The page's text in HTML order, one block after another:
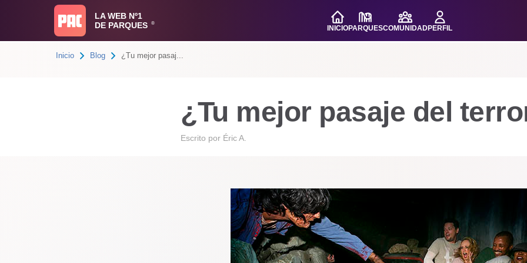
LA WEB Nº1
DE PARQUES
®
INICIOPARQUESCOMUNIDADPERFIL
Inicio Blog ¿Tu mejor pasaj...
¿Tu mejor pasaje del
Escrito por Éric A.